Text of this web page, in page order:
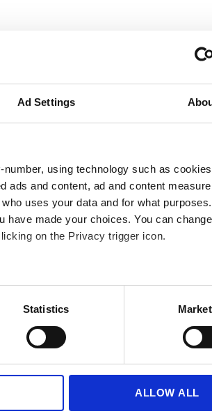
Ad Settings
using technology such as
ads and content, ad and content
uses your data and for what
have made your choices. You can
on the Privacy trigger icon.
be accurate to within several meters
(fingerprinting)
and analytics partners who may
from your use of their services.
Statistics
ALLOW ALL
dine kan endre seg.
vårt bibliotek av
som passer dine behov.
her